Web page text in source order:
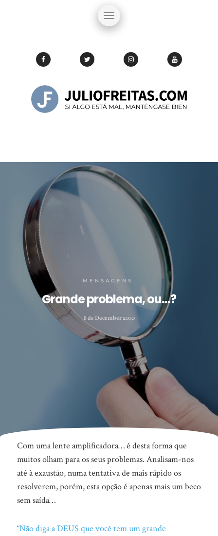
MENSAGENS
Grande problema, ou…?
8 de December 2010
Grande
problema,
ou…?
Com uma lente amplificadora… é desta forma que
muitos olham para os seus problemas. Analisam-nos
até à exaustão, numa tentativa de mais rápido os
resolverem, porém, esta opção é apenas mais um beco
sem saída…
“Não diga a DEUS que você tem um grande